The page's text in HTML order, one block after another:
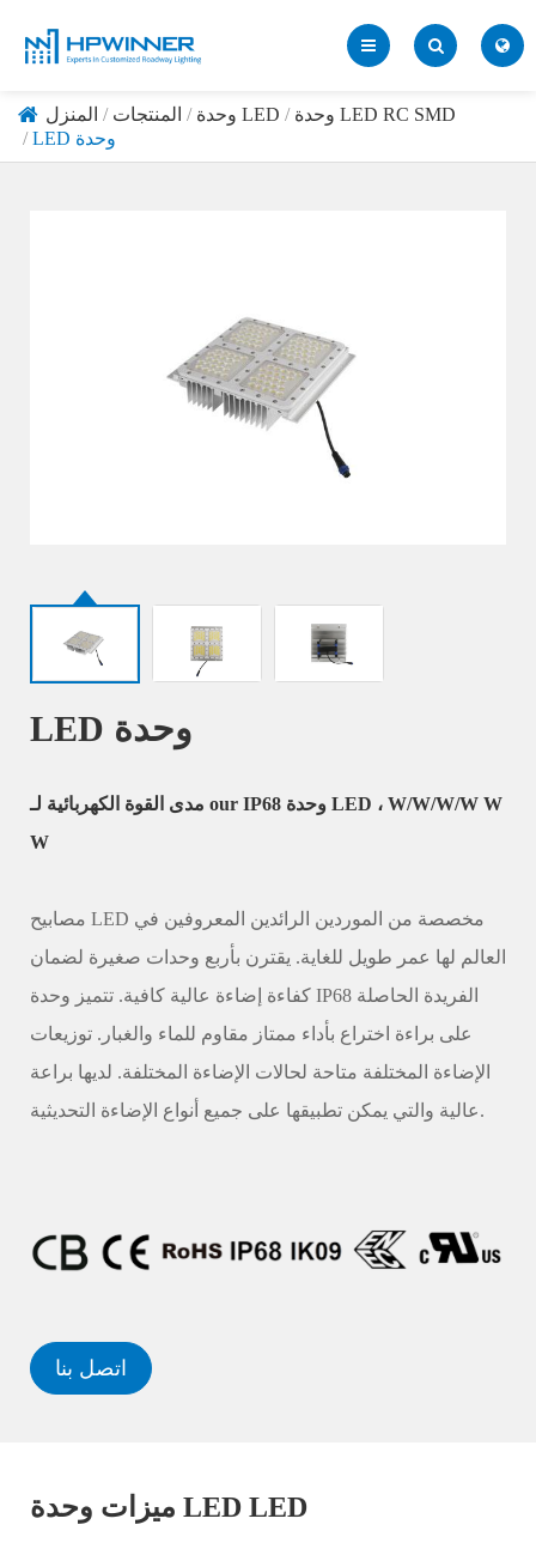
المنزل المنتجات وحدة LED
وحدة LED RC SMD
LED وحدة
LED وحدة
مدى القوة الكهربائية لـ our IP68 وحدة LED ، W/W/W/W W
W
مصابيح LED مخصصة من الموردين الرائدين المعروفين في
العالم لها عمر طويل للغاية. يقترن بأربع وحدات صغيرة لضمان
كفاءة إضاءة عالية كافية. تتميز وحدة IP68 الفريدة الحاصلة
على براءة اختراع بأداء ممتاز مقاوم للماء والغبار. توزيعات
الإضاءة المختلفة متاحة لحالات الإضاءة المختلفة. لديها براعة
عالية والتي يمكن تطبيقها على جميع أنواع الإضاءة التحديثية.
اتصل بنا
ميزات وحدة LED LED